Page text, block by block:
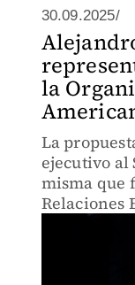
30.09.2025/
la
La
ejecutivo al
misma que
Relaciones